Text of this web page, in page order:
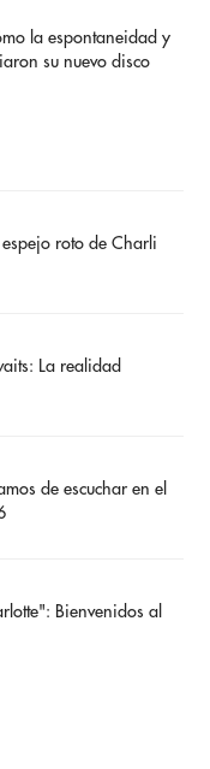
la espontaneidad y
su nuevo disco
roto de Charli
La realidad
de escuchar en el
Bienvenidos al